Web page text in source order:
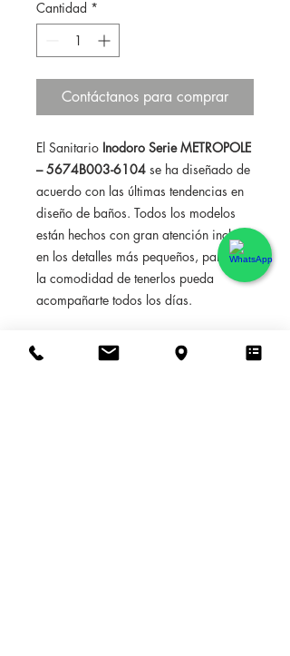
Cantidad *
Contáctanos para comprar
El Sanitario Inodoro Serie METROPOLE
– 5674B003-6104 se ha diseñado de
acuerdo con las últimas tendencias en
diseño de baños. Todos los modelos
están hechos con gran atención incluso
en los detalles más pequeños, para que
la comodidad de tenerlos pueda
acompañarte todos los días.